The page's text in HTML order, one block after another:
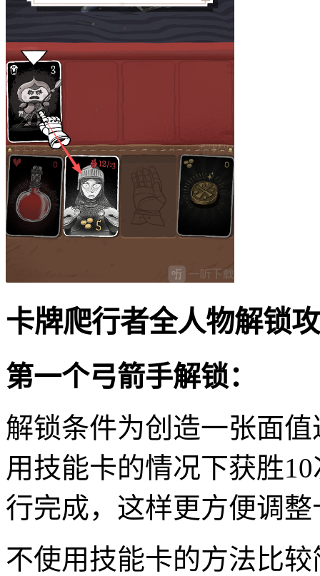
卡牌爬行者全人物解锁
第一个弓箭手解锁：
解锁条件为创造一张面
用技能卡的情况下获胜
行完成，这样更方便调整
不使用技能卡的方法比